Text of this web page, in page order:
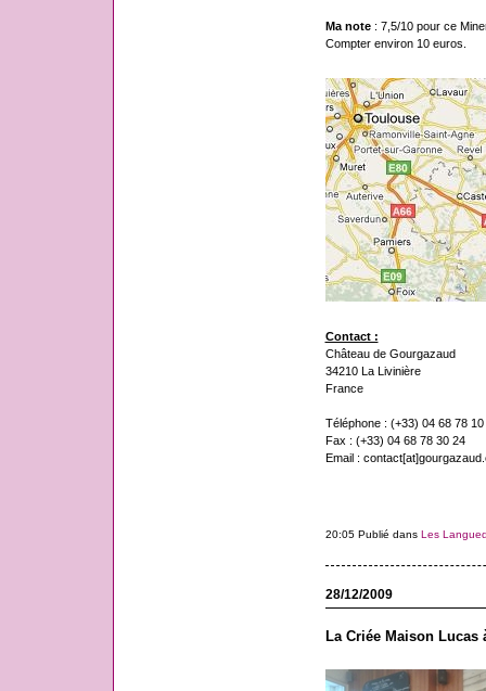
Ma note: 7,5/10 pour ce
Compter environ 10 euros.
Contact :
Château de Gourgazaud
34210 La Livinière
France
Téléphone : (+33) 04 68 78 10
Fax : (+33) 04 68 78 30 24
Email :
20:05 Publié dans Les
28/12/2009
La Criée Maison Lucas